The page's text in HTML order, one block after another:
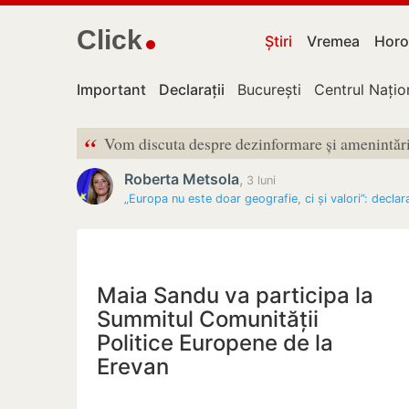
Click Știri Vremea
Important Declarații București Centrul
“ Vom discuta despre dezinformare și
Roberta Metsola, 3 luni
„Europa nu este doar geografie, ci și valori”:
Maia Sandu va participa la
Summitul Comunității
Politice Europene de la
Erevan